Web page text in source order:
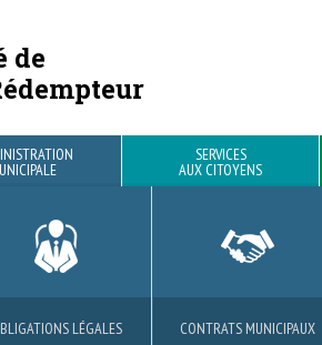
de
LÉGALES CONTRATS MUNICIPAUX
SERVICES
AUX CITOYENS
VOIRIE MATIÈRES RÉSIDUELLES
BIBLIOTHÈQUE PARCS ET SENTIERS
RÉSIDENTIELS AVANTAGES